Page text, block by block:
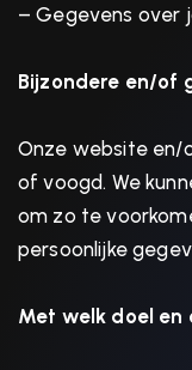
– Gegevens over
Bijzondere en/of
Onze website en/
of voogd. We
om zo te
persoonlijke
Met welk doel en